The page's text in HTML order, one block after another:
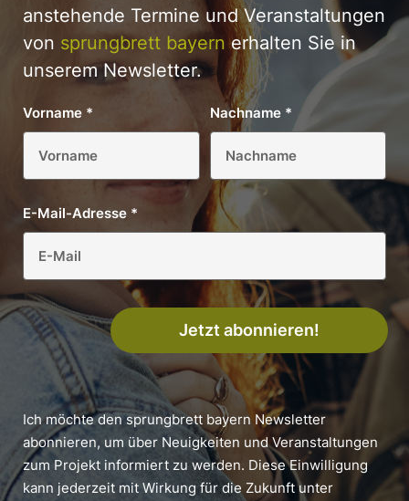
anstehende Termine und Veranstaltungen
von sprungbrett bayernerhalten Sie in
unserem Newsletter.
Vorname * Nachname *
E-Mail-Adresse *
Jetzt abonnieren!
Ich möchte den sprungbrett bayern Newsletter
abonnieren, um über Neuigkeiten und Veranstaltungen
zum Projekt informiert zu werden. Diese Einwilligung
kann jederzeit mit Wirkung für die Zukunft unter